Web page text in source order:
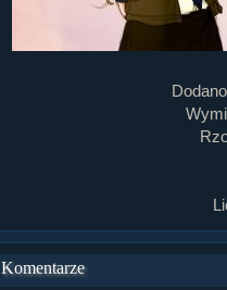
Komentarze